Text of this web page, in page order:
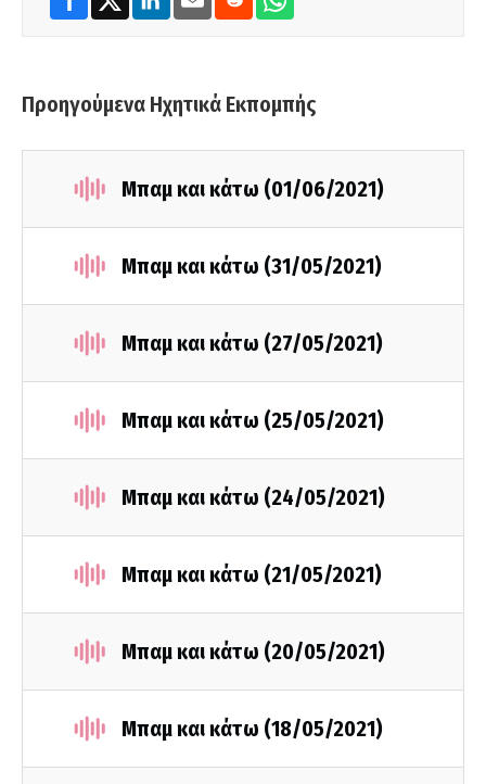
Προηγούμενα Ηχητικά Εκπομπής
Μπαμ και κάτω (01/06/2021)
Μπαμ και κάτω (31/05/2021)
Μπαμ και κάτω (27/05/2021)
Μπαμ και κάτω (25/05/2021)
Μπαμ και κάτω (24/05/2021)
Μπαμ και κάτω (21/05/2021)
Μπαμ και κάτω (20/05/2021)
Μπαμ και κάτω (18/05/2021)